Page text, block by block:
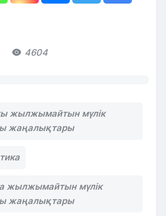
4604
жылжымайтын мүлік
жаңалықтары
жылжымайтын мүлік
жаңалықтары